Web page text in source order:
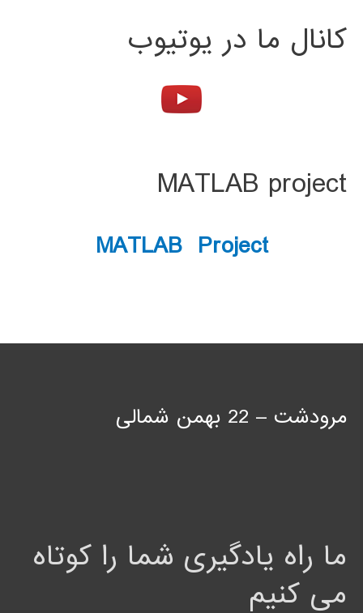
کانال ما در یوتیوب
MATLAB project
MATLAB Project
مرودشت – 22 بهمن شمالی
ما راه یادگیری شما را کوتاه
می کنیم